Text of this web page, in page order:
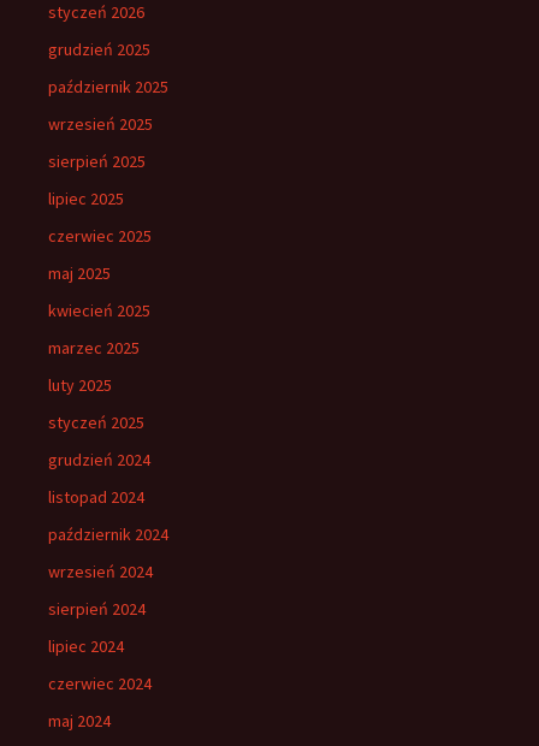
styczeń 2026
grudzień 2025
październik 2025
wrzesień 2025
sierpień 2025
lipiec 2025
czerwiec 2025
maj 2025
kwiecień 2025
marzec 2025
luty 2025
styczeń 2025
grudzień 2024
listopad 2024
październik 2024
wrzesień 2024
sierpień 2024
lipiec 2024
czerwiec 2024
maj 2024